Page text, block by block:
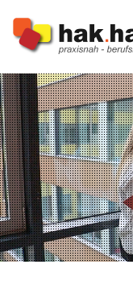
Inhalt
springen